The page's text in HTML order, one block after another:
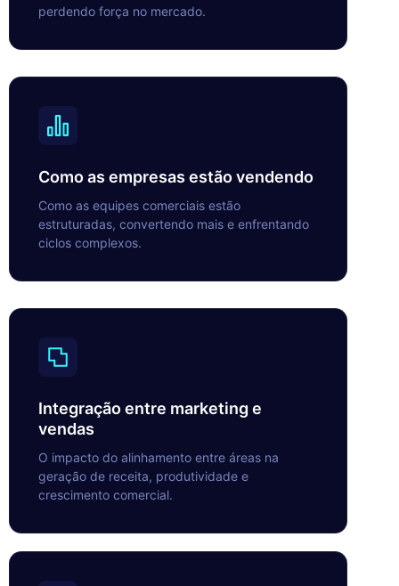
perdendo força no mercado.
Como as empresas estão vendendo
Como as equipes comerciais estão
estruturadas, convertendo mais e enfrentando
ciclos complexos.
Integração entre marketing e
vendas
O impacto do alinhamento entre áreas na
geração de receita, produtividade e
crescimento comercial.